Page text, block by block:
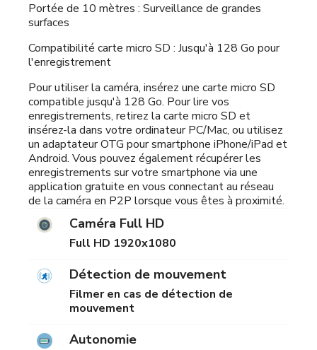
Portée de 10 mètres : Surveillance de grandes
surfaces
Compatibilité carte micro SD : Jusqu'à 128 Go pour
l'enregistrement
Pour utiliser la caméra, insérez une carte micro SD
compatible jusqu'à 128 Go. Pour lire vos
enregistrements, retirez la carte micro SD et
insérez-la dans votre ordinateur PC/Mac, ou utilisez
un adaptateur OTG pour smartphone iPhone/iPad et
Android. Vous pouvez également récupérer les
enregistrements sur votre smartphone via une
application gratuite en vous connectant au réseau
de la caméra en P2P lorsque vous êtes à proximité.
Caméra Full HD
Full HD 1920x1080
Détection de mouvement
Filmer en cas de détection de
mouvement
Autonomie